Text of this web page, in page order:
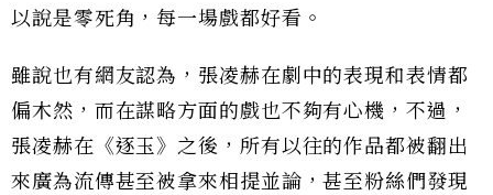
以說是零死角，每一場戲都好看。
雖說也有網友認為，張凌赫在劇中的表現和表情都
偏木然，而在謀略方面的戲也不夠有心機，不過，
張凌赫在《逐玉》之後，所有以往的作品都被翻出
來廣為流傳甚至被拿來相提並論，甚至粉絲們發現